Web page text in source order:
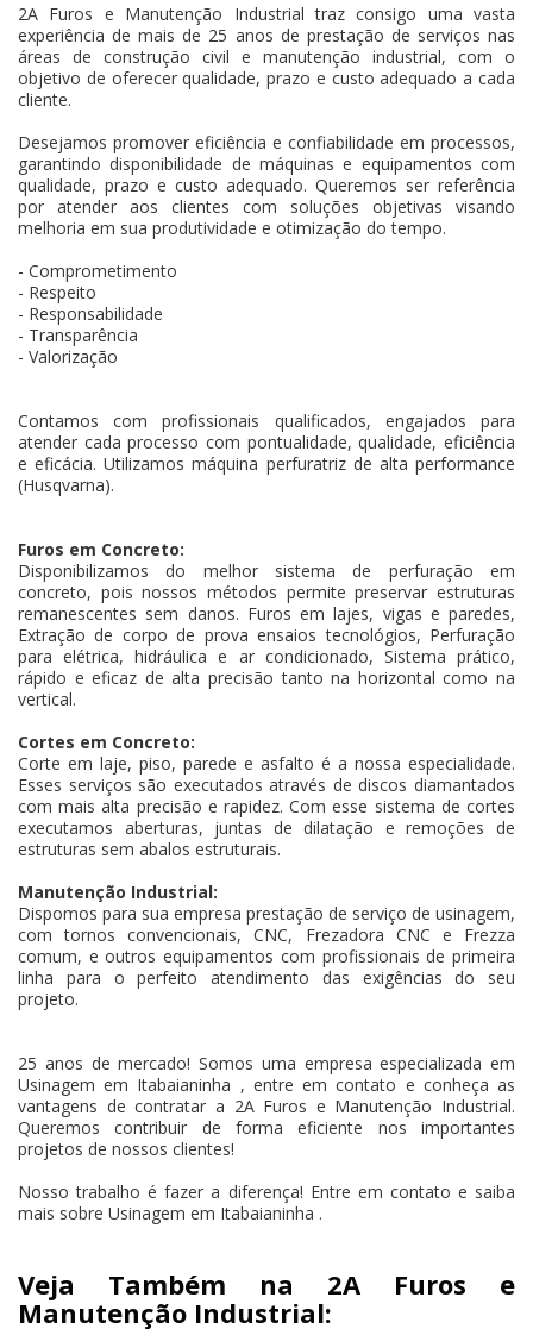
2A Furos e Manutenção Industrial traz consigo uma vasta
experiência de mais de 25 anos de prestação de serviços nas
áreas de construção civil e manutenção industrial, com o
objetivo de oferecer qualidade, prazo e custo adequado a cada
cliente.
Desejamos promover eficiência e confiabilidade em processos,
garantindo disponibilidade de máquinas e equipamentos com
qualidade, prazo e custo adequado. Queremos ser referência
por atender aos clientes com soluções objetivas visando
melhoria em sua produtividade e otimização do tempo.
- Comprometimento
- Respeito
- Responsabilidade
- Transparência
- Valorização
Contamos com profissionais qualificados, engajados para
atender cada processo com pontualidade, qualidade, eficiência
e eficácia. Utilizamos máquina perfuratriz de alta performance
(Husqvarna).
Furos em Concreto:
Disponibilizamos do melhor sistema de perfuração em
concreto, pois nossos métodos permite preservar estruturas
remanescentes sem danos. Furos em lajes, vigas e paredes,
Extração de corpo de prova ensaios tecnológios, Perfuração
para elétrica, hidráulica e ar condicionado, Sistema prático,
rápido e eficaz de alta precisão tanto na horizontal como na
vertical.
Cortes em Concreto:
Corte em laje, piso, parede e asfalto é a nossa especialidade.
Esses serviços são executados através de discos diamantados
com mais alta precisão e rapidez. Com esse sistema de cortes
executamos aberturas, juntas de dilatação e remoções de
estruturas sem abalos estruturais.
Manutenção Industrial:
Dispomos para sua empresa prestação de serviço de usinagem,
com tornos convencionais, CNC, Frezadora CNC e Frezza
comum, e outros equipamentos com profissionais de primeira
linha para o perfeito atendimento das exigências do seu
projeto.
25 anos de mercado! Somos uma empresa especializada em
Usinagem em Itabaianinha , entre em contato e conheça as
vantagens de contratar a 2A Furos e Manutenção Industrial.
Queremos contribuir de forma eficiente nos importantes
projetos de nossos clientes!
Nosso trabalho é fazer a diferença! Entre em contato e saiba
mais sobre Usinagem em Itabaianinha .
Veja Também na 2A Furos e
Manutenção Industrial: